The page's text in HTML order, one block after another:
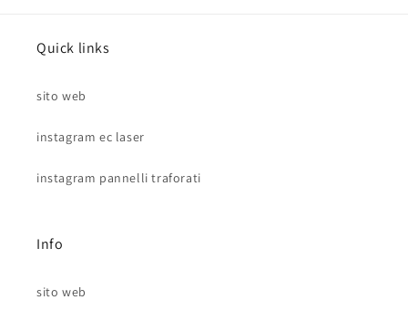
Quick links
sito web
instagram ec laser
instagram pannelli traforati
Info
sito web